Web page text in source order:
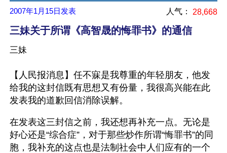
2007年1月15日 发表 人气： 28,668
三妹关于所谓《高智晟的悔罪书》的通信
三妹
【人民报消息】任不寐是我尊重的年轻朋友，他发
给我的这封信既有思想又有份量，我很高兴能在此
发表我的道歉回信消除误解。
在发表这三封信之前，我还想再补充一点。无论是
好心还是“综合症”，对于那些炒作所谓“悔罪书”的同
胞，我补充的这点也是法制社会中人们应有的一个